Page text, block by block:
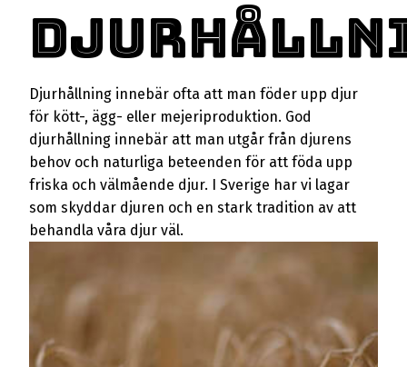
Djurhållning innebär ofta att man föder upp djur
för kött-, ägg- eller mejeriproduktion. God
djurhållning innebär att man utgår från djurens
behov och naturliga beteenden för att föda upp
friska och välmående djur. I Sverige har vi lagar
som skyddar djuren och en stark tradition av att
behandla våra djur väl.